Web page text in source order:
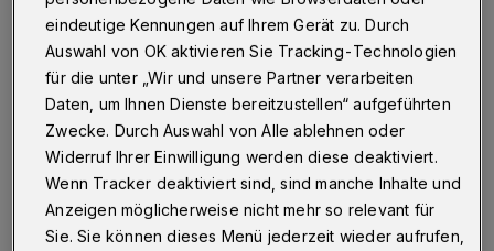
Wuppertal·Gleich zwei Jungtiere wurden in diesem
Jahr in der Elefantenherde geboren. Um „Kimana“ und
„Tsavo“ zu schützen, wurde Elefantenbulle „Tooth“ von
der Herde getrennt. Jetzt fand ein erstes
Aufeinandertreffen statt.
05.08.2020 , 13:26 Uhr Eine Minute Lesezeit
eindeutige Kennungen auf Ihrem Gerät zu. Durch
Auswahl von OK aktivieren Sie Tracking-Technologien
für die unter „Wir und unsere Partner verarbeiten
Daten, um Ihnen Dienste bereitzustellen“ aufgeführten
Zwecke. Durch Auswahl von Alle ablehnen oder
Widerruf Ihrer Einwilligung werden diese deaktiviert.
Wenn Tracker deaktiviert sind, sind manche Inhalte und
Anzeigen möglicherweise nicht mehr so relevant für
Sie. Sie können dieses Menü jederzeit wieder aufrufen,